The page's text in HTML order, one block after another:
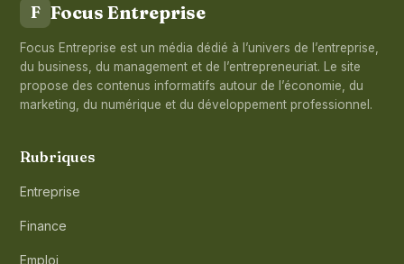
F Focus Entreprise
Focus Entreprise est un média dédié à l’univers de l’entreprise,
du business, du management et de l’entrepreneuriat. Le site
propose des contenus informatifs autour de l’économie, du
marketing, du numérique et du développement professionnel.
Rubriques
Entreprise
Finance
Emploi